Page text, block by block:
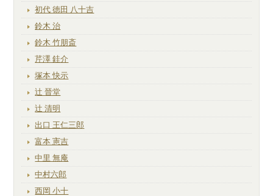
初代 徳田 八十吉
鈴木 治
鈴木 竹朋斎
芹澤 銈介
塚本 快示
辻 晉堂
辻 清明
出口 王仁三郎
富本 憲吉
中里 無庵
中村六郎
西岡 小十